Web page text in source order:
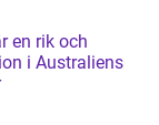
en rik och
i Australiens